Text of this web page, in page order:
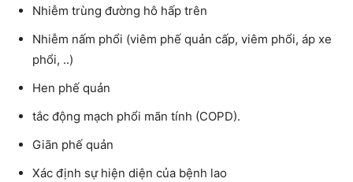
Nhiễm trùng đường hô hấp trên
Nhiễm nấm phổi (viêm phế quản cấp, viêm phổi, áp xe
phổi, ..)
Hen phế quản
tắc động mạch phổi mãn tính (COPD).
Giãn phế quản
Xác định sự hiện diện của bệnh lao